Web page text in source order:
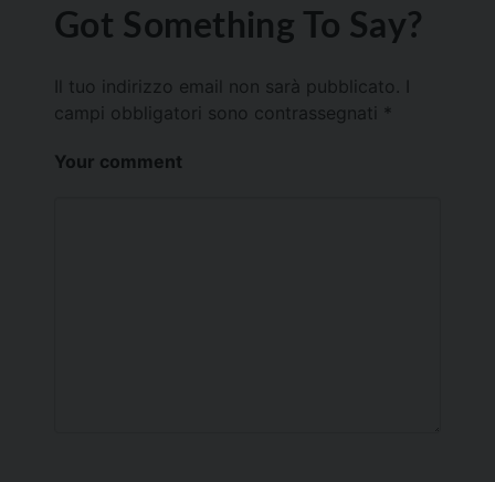
Got Something To Say?
Il tuo indirizzo email non sarà pubblicato.
campi obbligatori sono contrassegnati *
Your comment